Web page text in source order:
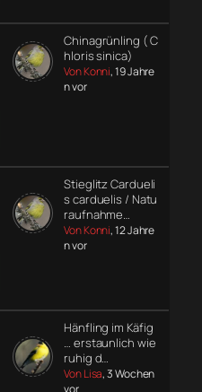
Chinagrünling ( C
hloris sinica)
Von Konni, 19 Jahre
n vor
Stieglitz Cardueli
s carduelis / Natu
raufnahme…
Von Konni, 12 Jahre
n vor
Hänfling im Käfig
… erstaunlich wie
ruhig d…
Von Lisa, 3 Wochen